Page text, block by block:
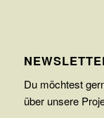
Du möchtest
über unsere